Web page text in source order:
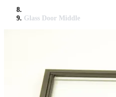
Glass Door Middle